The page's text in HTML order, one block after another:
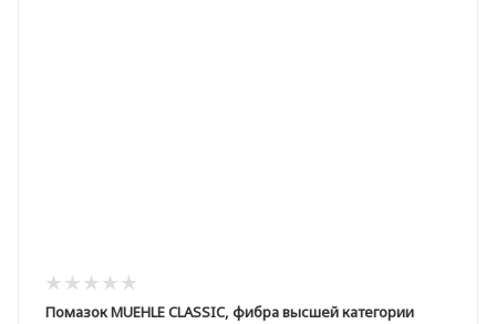
Помазок MUEHLE CLASSIC, фибра высшей категории